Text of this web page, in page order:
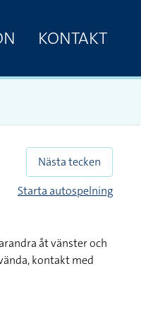
KONTAKT
Nästa tecken
Starta autospelning
åt vänster och
kontakt med